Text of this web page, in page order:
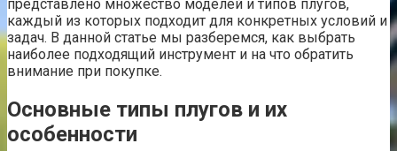
представлено множество моделей и типов плугов,
каждый из которых подходит для конкретных условий и
задач. В данной статье мы разберемся, как выбрать
наиболее подходящий инструмент и на что обратить
внимание при покупке.
Основные типы плугов и их
особенности